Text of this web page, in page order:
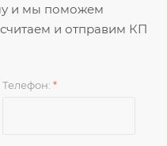
и мы поможем
и отправим КП
Телефон: *